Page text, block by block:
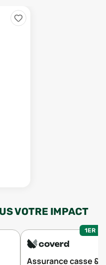
VOTRE IMPACT
1ER
Assurance casse &